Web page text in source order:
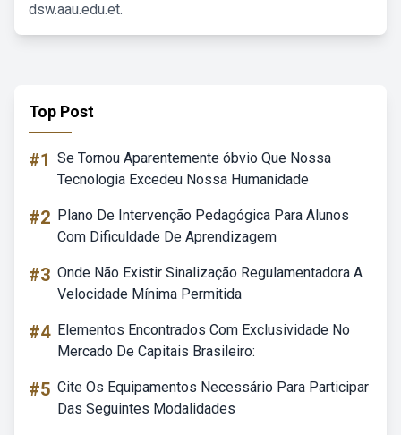
dsw.aau.edu.et.
Top Post
#1 Se Tornou Aparentemente óbvio Que Nossa
Tecnologia Excedeu Nossa Humanidade
#2 Plano De Intervenção Pedagógica Para Alunos
Com Dificuldade De Aprendizagem
#3 Onde Não Existir Sinalização Regulamentadora A
Velocidade Mínima Permitida
#4 Elementos Encontrados Com Exclusividade No
Mercado De Capitais Brasileiro:
#5 Cite Os Equipamentos Necessário Para Participar
Das Seguintes Modalidades